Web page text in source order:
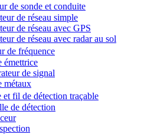
de sonde et conduite
de réseau simple
de réseau avec GPS
de réseau avec radar au sol
de fréquence
émettrice
de signal
métaux
fil de détection traçable
de détection